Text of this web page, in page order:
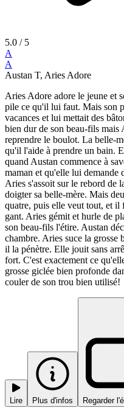
5.0 / 5
A
A
Austan T, Aries Adore
Aries Adore adore le jeune et
pile ce qu'il lui faut. Mais son
vacances et lui mettait des
bien dur de son beau-fils mais
reprendre le boulot. La belle-
qu'il l'aide à prendre un bain.
quand Austan commence à
maman et qu'elle lui demande
Aries s'assoit sur le rebord de
doigter sa belle-mère. Mais
quatre, puis elle veut tout, et il
gant. Aries gémit et hurle de
son beau-fils l'étire. Austan
chambre. Aries suce la grosse
il la pénètre. Elle jouit sans
fort. C'est exactement ce
grosse giclée bien profonde
couler de son trou bien utilisé!
Lire Plus d'infos Regarder